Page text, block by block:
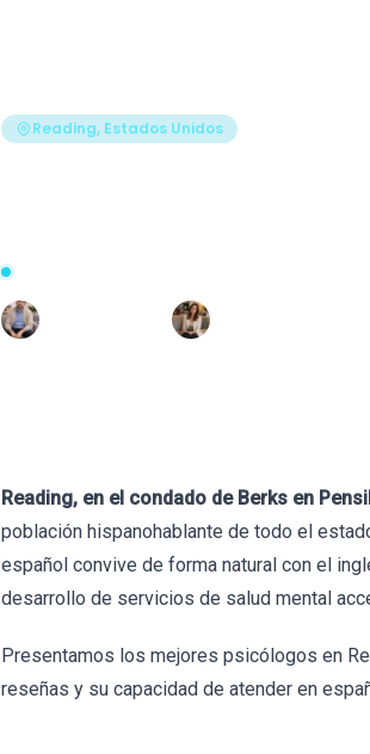
Reading, Estados Unidos
Actualizado hace 89 días · 11 de mayo de 2026
Reading, en el condado de Berks en
población hispanohablante de todo el
español convive de forma natural con el
desarrollo de servicios de salud mental
Presentamos los mejores psicólogos en
reseñas y su capacidad de atender en